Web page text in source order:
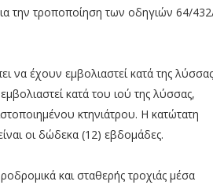
την τροποποίηση των οδηγιών 64/
να έχουν εμβολιαστεί κατά της λύσσας
κατά του ιού της λύσσας,
κτηνιάτρου. Η κατώτατη
οι δώδεκα (12) εβδομάδες.
και σταθερής τροχιάς μέσα